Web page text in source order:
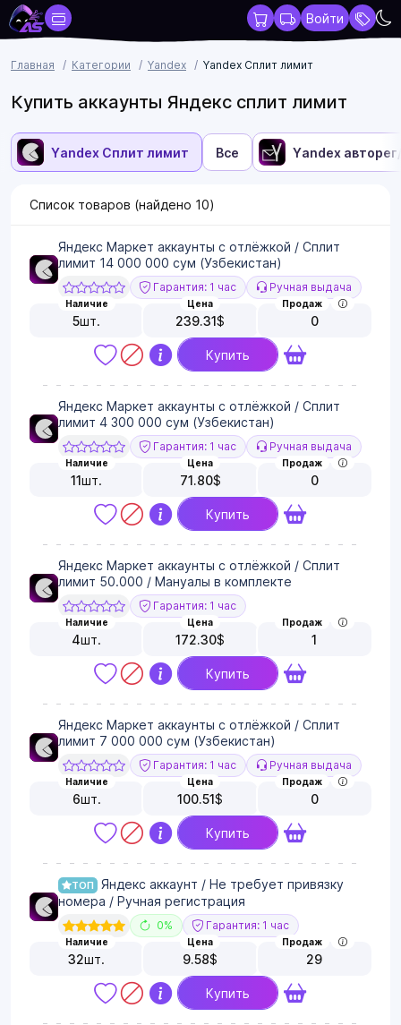
Войти
Главная Категории Yandex Yandex Сплит лимит
Купить аккаунты Яндекс сплит лимит
Все Yandex
Yandex Сплит лимит
Список товаров (найдено 10)
Яндекс Маркет аккаунты с отлёжкой / Сплит
лимит 14 000 000 сум (Узбекистан)
Гарантия: 1 час Ручная выдача
Наличие
5шт.
Цена
239.31$
Продаж
0
Купить
Яндекс Маркет аккаунты с отлёжкой / Сплит
лимит 4 300 000 сум (Узбекистан)
Гарантия: 1 час Ручная выдача
Наличие
11шт.
Цена
71.80$
Продаж
0
Купить
Яндекс Маркет аккаунты с отлёжкой / Сплит
лимит 50.000 / Мануалы в комплекте
Гарантия: 1 час
Наличие
4шт.
Цена
172.30$
Продаж
1
Купить
Яндекс Маркет аккаунты с отлёжкой / Сплит
лимит 7 000 000 сум (Узбекистан)
Гарантия: 1 час Ручная выдача
Наличие
6шт.
Цена
100.51$
Продаж
0
Купить
ТОП
Яндекс аккаунт / Не требует привязку
номера / Ручная регистрация
0% Гарантия: 1 час
Наличие
32шт.
Цена
9.58$
Продаж
29
Купить